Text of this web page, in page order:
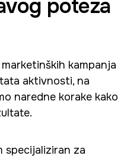
poteza
kampanja
aktivnosti, na
naredne korake kako
specijaliziran za